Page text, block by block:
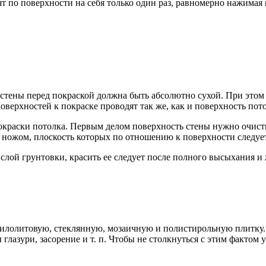
по поверхности на себя только один раз, равномерно
перед покраской должна быть абсолютно сухой. При
к покраске проводят так же, как и поверхность
потолка. Первым делом поверхность стены нужно
плоскость которых по отношению к поверхности
грунтовки, красить ее следует после полного высыхания
стеклянную, мозаичную и полистирольную
засорение и т. п. Чтобы не столкнуться с этим фактом